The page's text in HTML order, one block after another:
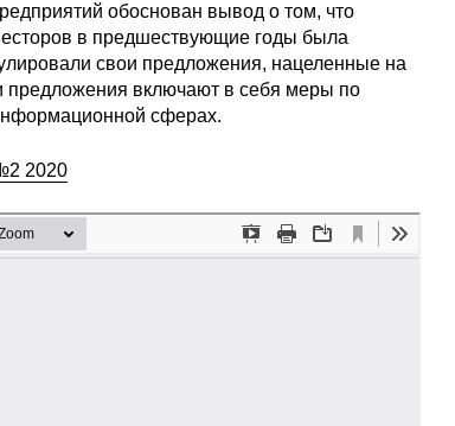
обоснован вывод о том, что
в предшествующие годы была
свои предложения, нацеленные на
предложения включают в себя меры по
сферах.
2020